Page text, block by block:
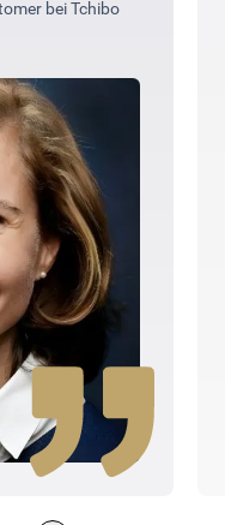
bei Tchibo